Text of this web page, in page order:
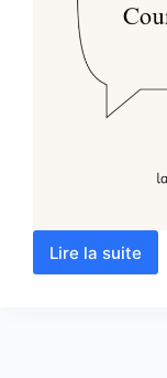
Lire la suite
Le